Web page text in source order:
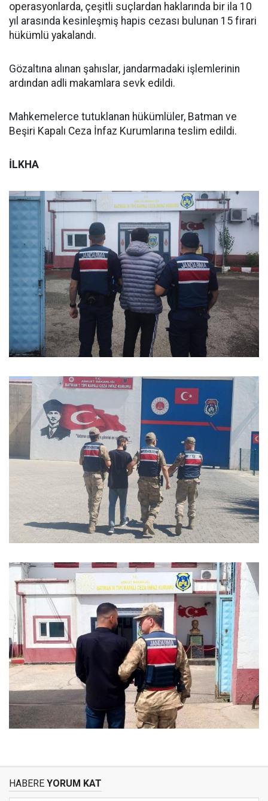
operasyonlarda, çeşitli suçlardan haklarında bir ila 10
yıl arasında kesinleşmiş hapis cezası bulunan 15 firari
hükümlü yakalandı.
Gözaltına alınan şahıslar, jandarmadaki işlemlerinin
ardından adli makamlara sevk edildi.
Mahkemelerce tutuklanan hükümlüler, Batman ve
Beşiri Kapalı Ceza İnfaz Kurumlarına teslim edildi.
İLKHA
HABERE YORUM KAT